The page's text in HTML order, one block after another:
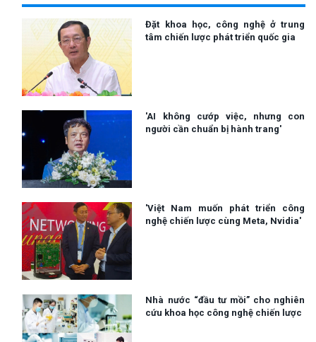
Đặt khoa học, công nghệ ở trung
tâm chiến lược phát triển quốc gia
'AI không cướp việc, nhưng con
người cần chuẩn bị hành trang'
'Việt Nam muốn phát triển công
nghệ chiến lược cùng Meta, Nvidia'
Nhà nước “đầu tư mồi” cho nghiên
cứu khoa học công nghệ chiến lược